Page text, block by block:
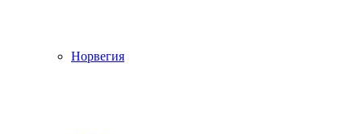
Норвегия